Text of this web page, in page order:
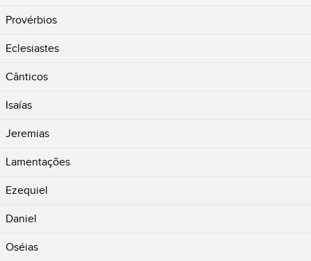
Provérbios
Eclesiastes
Cânticos
Isaías
Jeremias
Lamentações
Ezequiel
Daniel
Oséias